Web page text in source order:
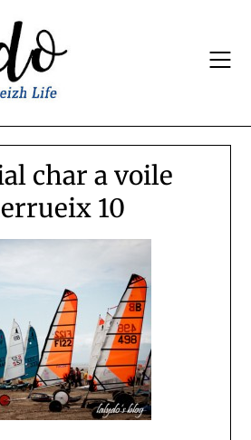
char a voile
10